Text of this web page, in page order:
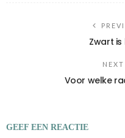
Zwart is
Voor welke
GEEF EEN REACTIE